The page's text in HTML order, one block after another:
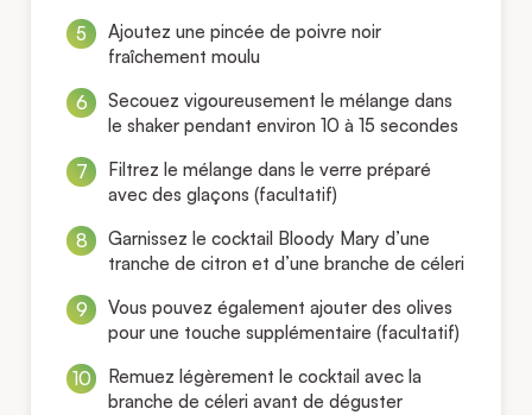
Ajoutez une pincée de poivre noir
fraîchement moulu
Secouez vigoureusement le mélange dans
le shaker pendant environ 10 à 15 secondes
Filtrez le mélange dans le verre préparé
avec des glaçons (facultatif)
Garnissez le cocktail Bloody Mary d’une
tranche de citron et d’une branche de céleri
Vous pouvez également ajouter des olives
pour une touche supplémentaire (facultatif)
Remuez légèrement le cocktail avec la
branche de céleri avant de déguster